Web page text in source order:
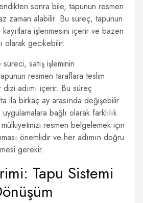
sonra bile, tapunun resmen
zaman alabilir. Bu süreç, tapunun
işlenmesini içerir ve bazen
olarak gecikebilir.
satış işleminin
resmen taraflara teslim
adımı içerir. Bu süreç
ila birkaç ay arasında değişebilir
bağlı olarak farklılık
resmen belgelemek için
önemlidir ve her adımın doğru
gerekir.
Tapu Sistemi